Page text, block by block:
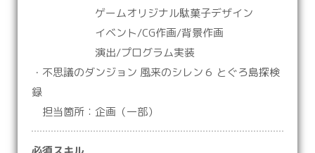
ゲームオリジナル駄菓子デザイン
イベント/CG作画/背景作画
演出/プログラム実装
・不思議のダンジョン 風来のシレン６ とぐろ島探検
録
担当箇所：企画（一部）